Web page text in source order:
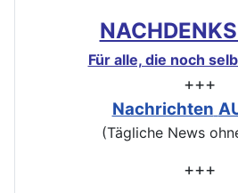
Für alle, die noch
+++
Nachrichten
(Tägliche News
+++